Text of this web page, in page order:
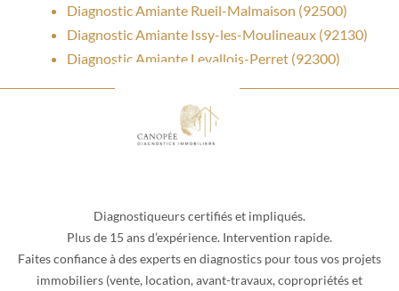
Diagnostic Amiante Rueil-Malmaison (92500)
Diagnostic Amiante Issy-les-Moulineaux (92130)
Diagnostic Amiante Levallois-Perret (92300)
Diagnostiqueurs certifiés et impliqués.
Plus de 15 ans d’expérience. Intervention rapide.
Faites confiance à des experts en diagnostics pour tous vos projets
immobiliers (vente, location, avant-travaux, copropriétés et